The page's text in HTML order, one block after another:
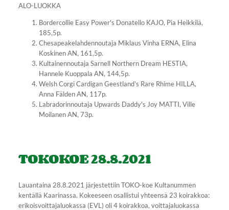
ALO-LUOKKA
Bordercollie Easy Power's Donatello KAJO, Pia Heikkilä,
185,5p.
Chesapeakelahdennoutaja Miklaus Vinha ERNA, Elina
Koskinen AN, 161,5p.
Kultainennoutaja Sarnell Northern Dream HESTIA,
Hannele Kuoppala AN, 144,5p.
Welsh Corgi Cardigan Geestland’s Rare Rhime HILLA,
Anna Fälden AN, 117p.
Labradorinnoutaja Upwards Daddy's Joy MATTI, Ville
Moilanen AN, 73p.
TOKOKOE 28.8.2021
Lauantaina 28.8.2021 järjestettiin TOKO-koe Kultanummen
kentällä Kaarinassa. Kokeeseen osallistui yhteensä 23 koirakkoa:
erikoisvoittajaluokassa (EVL) oli 4 koirakkoa, voittajaluokassa